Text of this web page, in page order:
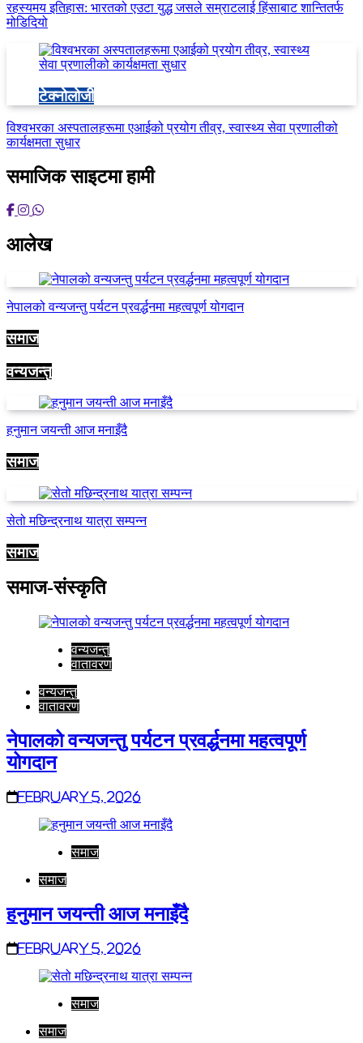
रहस्यमय इतिहास: भारतको एउटा युद्ध जसले सम्राटलाई हिंसाबाट शान्तितर्फ
मोडिदियो
टेक्नोलोजी
विश्वभरका अस्पतालहरूमा एआईको प्रयोग तीव्र, स्वास्थ्य सेवा प्रणालीको
कार्यक्षमता सुधार
समाजिक साइटमा हामी
आलेख
नेपालको वन्यजन्तु पर्यटन प्रवर्द्धनमा महत्वपूर्ण योगदान
समाज
वन्यजन्तु
हनुमान जयन्ती आज मनाइँदै
समाज
सेतो मछिन्द्रनाथ यात्रा सम्पन्न
समाज
समाज-संस्कृति
वन्यजन्तु
वातावरण
वन्यजन्तु
वातावरण
नेपालको वन्यजन्तु पर्यटन प्रवर्द्धनमा महत्वपूर्ण
योगदान
February 5, 2026
समाज
समाज
हनुमान जयन्ती आज मनाइँदै
February 5, 2026
समाज
समाज